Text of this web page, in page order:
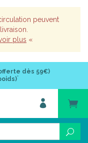
peuvent
plus «
dès 59€)
*